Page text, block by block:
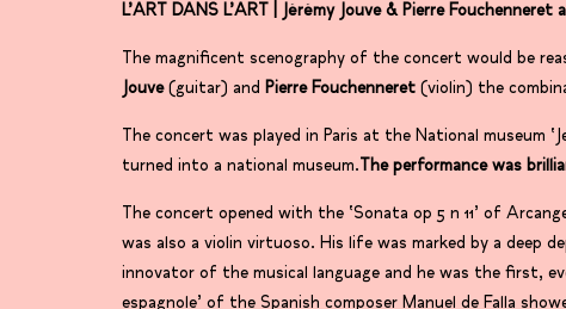
L’ART DANS L’ART | Jérémy Jouve & Pierre
The magnificent scenography of the concert would be
Jouve(guitar) and Pierre Fouchenneret (violin) the
The concert was played in Paris at the National museum
turned into a national museum. The performance was
The concert opened with the ‘Sonata op 5 n 11’ of
was also a violin virtuoso. His life was marked by a deep
innovator of the musical language and he was the first,
espagnole’ of the Spanish composer Manuel de Falla